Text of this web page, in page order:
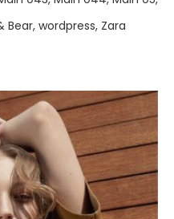
Bear wordpress Zara